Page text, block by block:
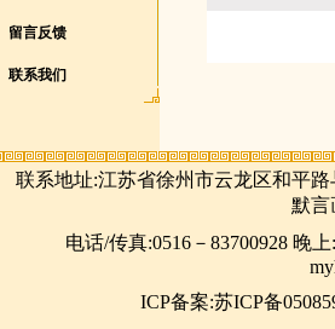
留言反馈
联系我们
联系地址:江苏省徐州市云龙区和平
默言
电话/传真:0516－83700928 晚
ICP备案:苏ICP备